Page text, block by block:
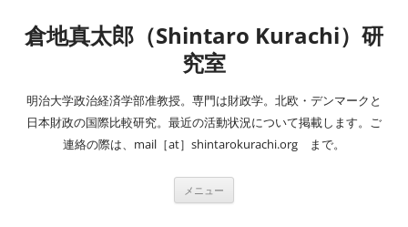
テ
ン
キ
ッ
プ
倉地真太郎（Shintaro Kurachi）研
究室
明治大学政治経済学部准教授。専門は財政学。北欧・デンマークと
日本財政の国際比較研究。最近の活動状況について掲載します。ご
連絡の際は、mail［at］shintarokurachi.org まで。
メニュー